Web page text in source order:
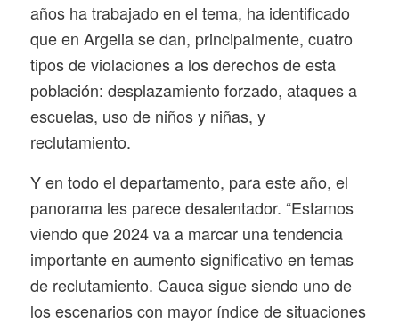
años ha trabajado en el tema, ha identificado
que en Argelia se dan, principalmente, cuatro
tipos de violaciones a los derechos de esta
población: desplazamiento forzado, ataques a
escuelas, uso de niños y niñas, y
reclutamiento.
Y en todo el departamento, para este año, el
panorama les parece desalentador. “Estamos
viendo que 2024 va a marcar una tendencia
importante en aumento significativo en temas
de reclutamiento. Cauca sigue siendo uno de
los escenarios con mayor índice de situaciones